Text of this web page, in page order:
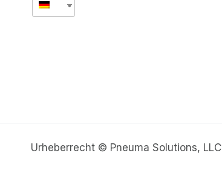
Urheberrecht © Pneuma Solutions, LLC